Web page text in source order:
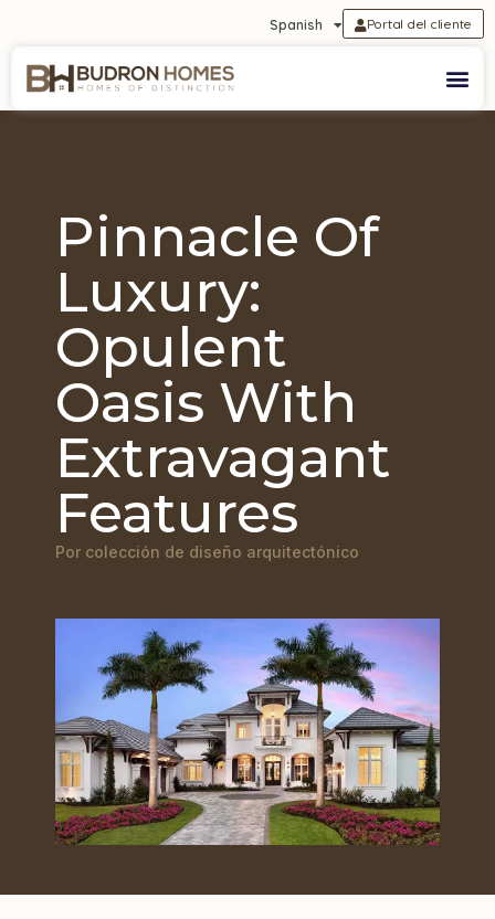
Spanish Portal del cliente
Pinnacle Of
Luxury:
Opulent
Oasis With
Extravagant
Features
Por colección de diseño arquitectónico